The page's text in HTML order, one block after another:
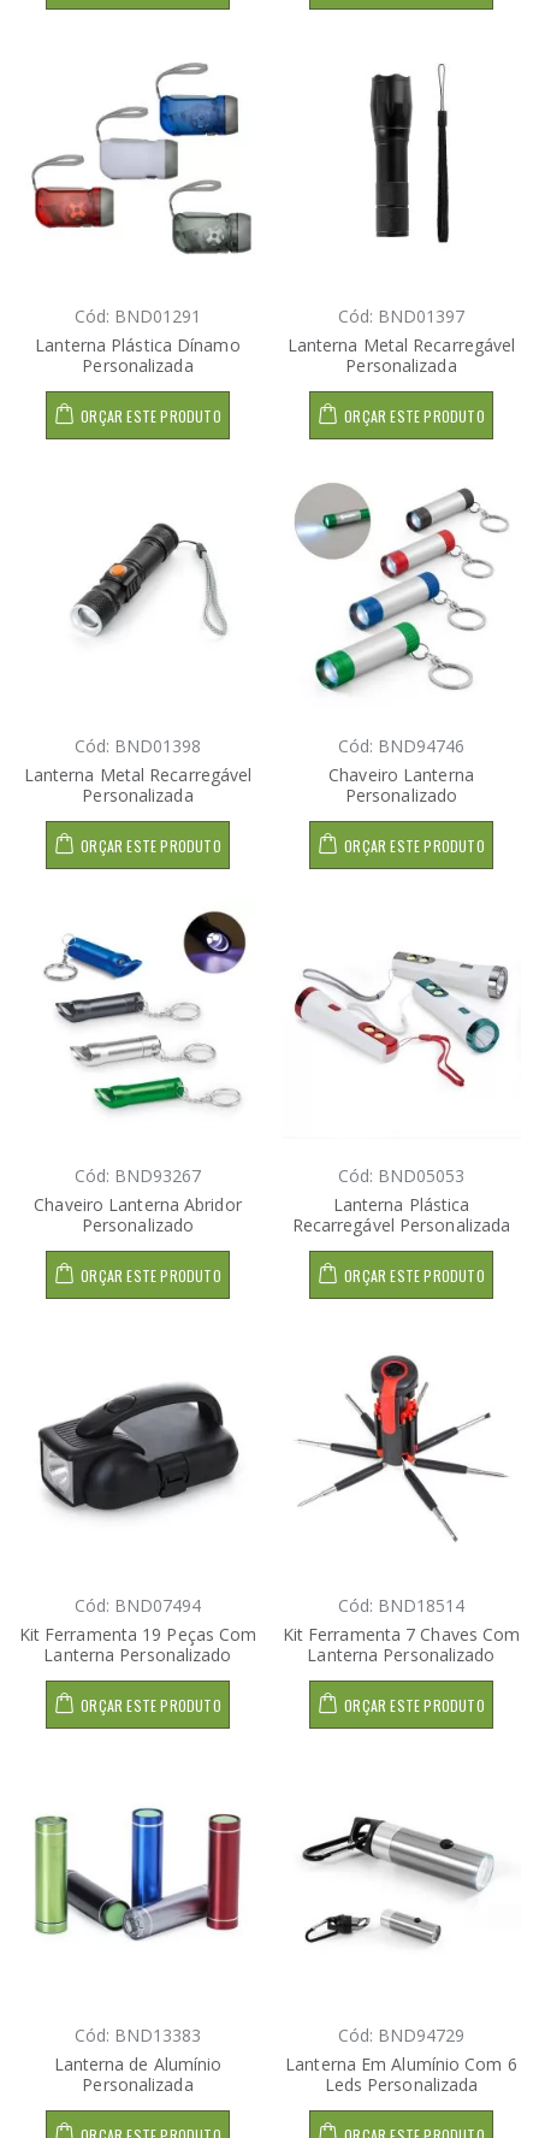
Cód: BND01291
Lanterna Plástica Dínamo
Personalizada
ORÇAR ESTE PRODUTO
Cód: BND01397
Lanterna Metal Recarregável
Personalizada
ORÇAR ESTE PRODUTO
Cód: BND01398
Lanterna Metal Recarregável
Personalizada
ORÇAR ESTE PRODUTO
Cód: BND94746
Chaveiro Lanterna
Personalizado
ORÇAR ESTE PRODUTO
Cód: BND93267
Chaveiro Lanterna Abridor
Personalizado
ORÇAR ESTE PRODUTO
Cód: BND05053
Lanterna Plástica
Recarregável Personalizada
ORÇAR ESTE PRODUTO
Cód: BND07494
Kit Ferramenta 19 Peças Com
Lanterna Personalizado
ORÇAR ESTE PRODUTO
Cód: BND18514
Kit Ferramenta 7 Chaves Com
Lanterna Personalizado
ORÇAR ESTE PRODUTO
Cód: BND13383
Lanterna de Alumínio
Personalizada
Cód: BND94729
Lanterna Em Alumínio Com 6
Leds Personalizada